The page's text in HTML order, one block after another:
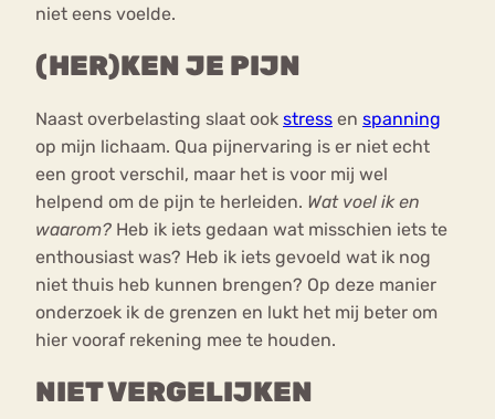
niet eens voelde.
(HER)KEN JE PIJN
Naast overbelasting slaat ook stress en spanning
op mijn lichaam. Qua pijnervaring is er niet echt
een groot verschil, maar het is voor mij wel
helpend om de pijn te herleiden. Wat voel ik en
waarom? Heb ik iets gedaan wat misschien iets te
enthousiast was? Heb ik iets gevoeld wat ik nog
niet thuis heb kunnen brengen? Op deze manier
onderzoek ik de grenzen en lukt het mij beter om
hier vooraf rekening mee te houden.
NIET VERGELIJKEN